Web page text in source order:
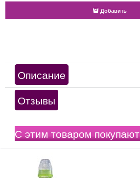
Добавить
Описание
Отзывы
С этим товаром покупают